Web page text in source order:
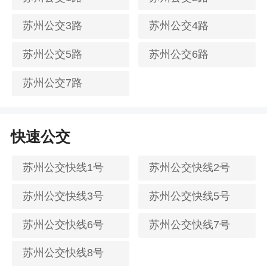
苏州公交3路 苏州公交4路
苏州公交5路 苏州公交6路
苏州公交7路
快速公交
苏州公交快线1号 苏州公交快线2号
苏州公交快线3号 苏州公交快线5号
苏州公交快线6号 苏州公交快线7号
苏州公交快线8号